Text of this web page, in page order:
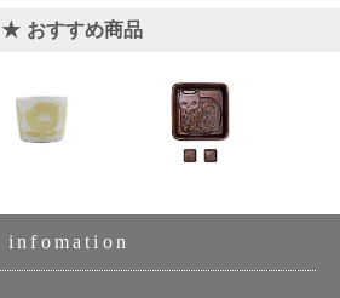
おすすめ商品
infomation